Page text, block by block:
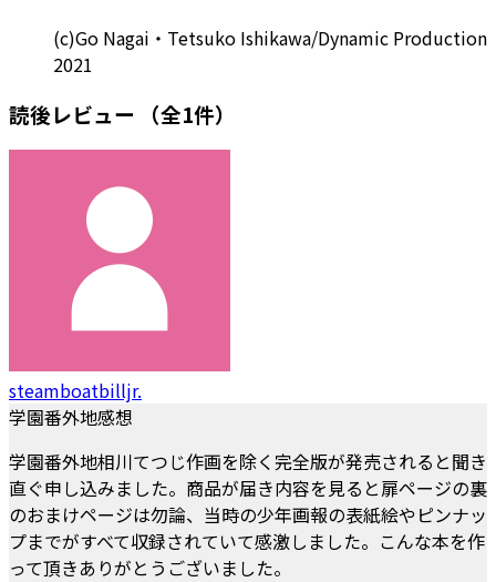
(c)Go Nagai・Tetsuko Ishikawa/Dynamic Production
2021
読後レビュー （全1件）
steamboatbilljr.
学園番外地感想
学園番外地相川てつじ作画を除く完全版が発売されると聞き
直ぐ申し込みました。商品が届き内容を見ると扉ページの裏
のおまけページは勿論、当時の少年画報の表紙絵やピンナッ
プまでがすべて収録されていて感激しました。こんな本を作
って頂きありがとうございました。